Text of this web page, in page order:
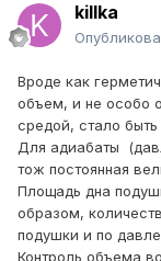
killka
Вроде как
объем, и не особо
средой, стало
Для адиабаты
тож постоянная
Площадь дна
образом,
подушки и по
Контроль объема